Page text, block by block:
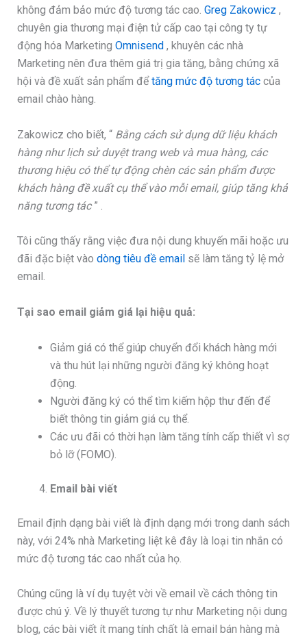
không đảm bảo mức độ tương tác cao. Greg Zakowicz ,
chuyên gia thương mại điện tử cấp cao tại công ty tự
động hóa Marketing Omnisend , khuyên các nhà
Marketing nên đưa thêm giá trị gia tăng, bằng chứng xã
hội và đề xuất sản phẩm đểtăng mức độ tương tác của
email chào hàng.
Zakowicz cho biết, “ Bằng cách sử dụng dữ liệu khách
hàng như lịch sử duyệt trang web và mua hàng, các
thương hiệu có thể tự động chèn các sản phẩm được
khách hàng đề xuất cụ thể vào mỗi email, giúp tăng khả
năng tương tác” .
Tôi cũng thấy rằng việc đưa nội dung khuyến mãi hoặc ưu
đãi đặc biệt vào dòng tiêu đề email sẽ làm tăng tỷ lệ mở
email.
Tại sao email giảm giá lại hiệu quả:
Giảm giá có thể giúp chuyển đổi khách hàng mới
và thu hút lại những người đăng ký không hoạt
động.
Người đăng ký có thể tìm kiếm hộp thư đến để
biết thông tin giảm giá cụ thể.
Các ưu đãi có thời hạn làm tăng tính cấp thiết vì sợ
bỏ lỡ (FOMO).
Email bài viết
Email định dạng bài viết là định dạng mới trong danh sách
này, với 24% nhà Marketing liệt kê đây là loại tin nhắn có
mức độ tương tác cao nhất của họ.
Chúng cũng là ví dụ tuyệt vời về email về cách thông tin
được chú ý. Về lý thuyết tương tự như Marketing nội dung
blog, các bài viết ít mang tính chất là email bán hàng mà